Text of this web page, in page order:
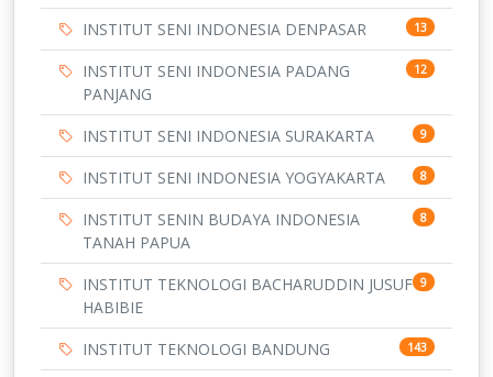
INSTITUT SENI INDONESIA DENPASAR 13
INSTITUT SENI INDONESIA PADANG
PANJANG
12
INSTITUT SENI INDONESIA SURAKARTA 9
INSTITUT SENI INDONESIA YOGYAKARTA 8
INSTITUT SENIN BUDAYA INDONESIA
TANAH PAPUA
8
INSTITUT TEKNOLOGI BACHARUDDIN JUSUF
HABIBIE
9
INSTITUT TEKNOLOGI BANDUNG 143